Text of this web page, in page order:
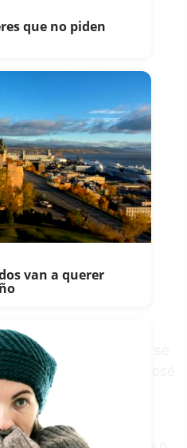
Valverde del Camino se
de la familia de José
a toda la
su localización.
que no piden
van a querer